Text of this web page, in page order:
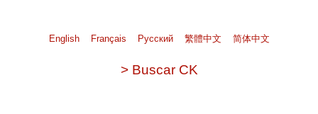
English Français Pусский 繁體中文 简体中文
> Buscar CK